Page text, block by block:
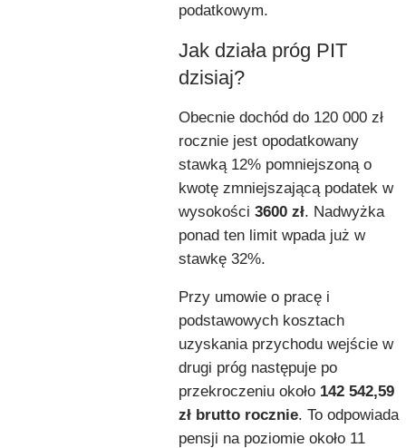
podatkowym.
Jak działa próg PIT
dzisiaj?
Obecnie dochód do 120 000 zł
rocznie jest opodatkowany
stawką 12% pomniejszoną o
kwotę zmniejszającą podatek w
wysokości 3600 zł. Nadwyżka
ponad ten limit wpada już w
stawkę 32%.
Przy umowie o pracę i
podstawowych kosztach
uzyskania przychodu wejście w
drugi próg następuje po
przekroczeniu około 142 542,59
zł brutto rocznie. To odpowiada
pensji na poziomie około 11